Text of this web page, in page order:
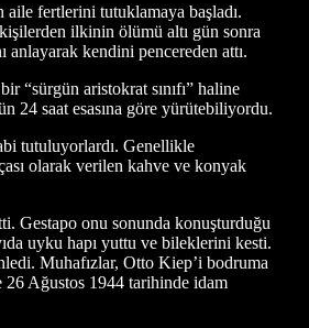
aile fertlerini tutuklamaya başladı.
ilkinin ölümü altı gün sonra
anlayarak kendini pencereden attı.
“sürgün aristokrat sınıfı” haline
24 saat esasına göre yürütebiliyordu.
tutuluyorlardı. Genellikle
olarak verilen kahve ve konyak
Gestapo onu sonunda konuşturduğu
uyku hapı yuttu ve bileklerini kesti.
Muhafızlar, Otto Kiep’i bodruma
26 Ağustos 1944 tarihinde idam